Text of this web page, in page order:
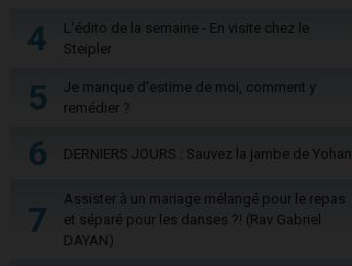
4
L'édito de la semaine - En visite chez le
Steipler
5
Je manque d'estime de moi, comment y
remédier ?
6 DERNIERS JOURS : Sauvez la jambe de Yohan
7
Assister à un mariage mélangé pour le repas
et séparé pour les danses ?! (Rav Gabriel
DAYAN)